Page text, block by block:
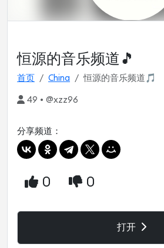
恒源的音乐频道🎵
首页 China 恒源的音乐频道🎵
49 • @xzz96
分享频道：
0 0
打开